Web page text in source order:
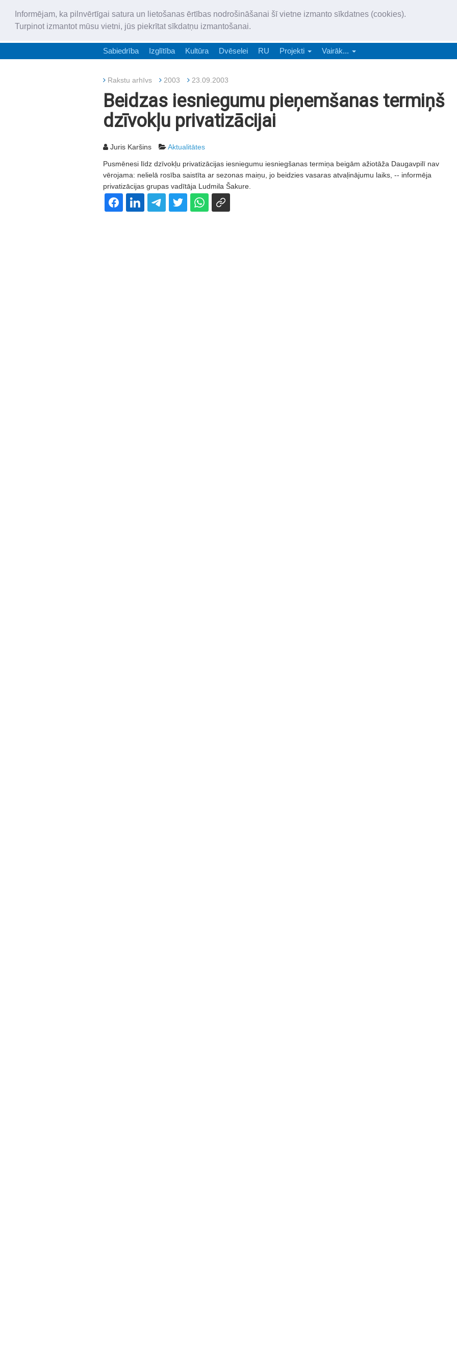
Informējam, ka pilnvērtīgai satura un lietošanas ērtības nodrošināšanai šī vietne izmanto sīkdatnes (cookies).
Turpinot izmantot mūsu vietni, jūs piekrītat sīkdatņu izmantošanai.
„Latgales Laiks” latviešu valodā aptver Daugavpils valstspilsētu,
Sabiedrība Izglītība Kultūra Dvēselei RU Projekti Vairāk...
Rakstu arhīvs 2003 23.09.2003
Beidzas iesniegumu pieņemšanas termiņš
dzīvokļu privatizācijai
Juris Karšins Aktualitātes
Pusmēnesi līdz dzīvokļu privatizācijas iesniegumu iesniegšanas termiņa beigām ažiotāža Daugavpilī nav
vērojama: nelielā rosība saistīta ar sezonas maiņu, jo beidzies vasaras atvaļinājumu laiks, -- informēja
privatizācijas grupas vadītāja Ludmila Šakure.